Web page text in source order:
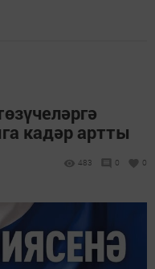
кадәр артты
483 0 0